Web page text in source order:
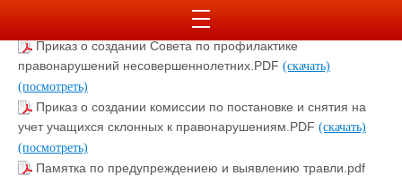
(скачать)(посмотреть)
Приказ о создании Совета по профилактике
правонарушений несовершеннолетних.PDF (скачать)
(посмотреть)
Приказ о создании комиссии по постановке и снятия на
учет учащихся склонных к правонарушениям.PDF (скачать)
(посмотреть)
Памятка по предупреждениею и выявлению травли.pdf